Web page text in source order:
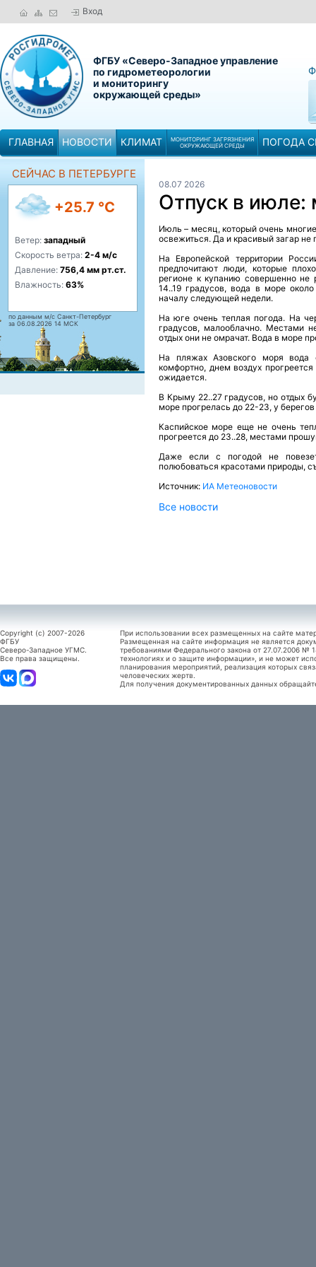
Вход
ФГБУ «Северо-Западное управление
по гидрометеорологии
и мониторингу
окружающей среды»
ГЛАВНАЯ НОВОСТИ КЛИМАТ
МОНИТОРИНГ ЗАГРЯЗНЕНИЯ
ОКРУЖАЮЩЕЙ СРЕДЫ
ПОГОДА
СЕЙЧАС В ПЕТЕРБУРГЕ
+25.7 °C
Ветер: западный
Скорость ветра: 2-4 м/с
Давление: 756,4 мм рт.ст.
Влажность: 63%
по данным м/с Санкт-Петербург
за 06.08.2026 14 МСК
08.07 2026
Отпуск в июле:
Июль – месяц, который очень
освежиться. Да и красивый загар не
На Европейской территории
предпочитают люди, которые
регионе к купанию совершенно не
14..19 градусов, вода в море
началу следующей недели.
На юге очень теплая погода. На
градусов, малооблачно. Местами
отдых они не омрачат. Вода в море
На пляжах Азовского моря вода
комфортно, днем воздух
ожидается.
В Крыму 22..27 градусов, но отдых
море прогрелась до 22-23, у
Каспийское море еще не очень
прогреется до 23..28, местами
Даже если с погодойне
полюбоваться красотами природы,
Источник: ИА Метеоновости
Все новости
Copyright (c) 2007-2026
ФГБУ
Северо-Западное УГМС.
Все права защищены.
При использовании всех размещенных на сайте
Размещенная на сайте информация не является
требованиями Федерального закона от 27.07.2006
технологиях и о защите информации», и не может
планирования мероприятий, реализация которых
человеческих жертв.
Для получения документированных данных